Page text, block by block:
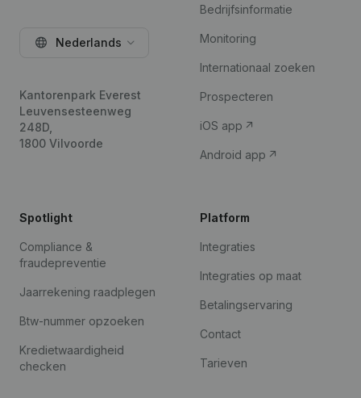
Nederlands
Kantorenpark Everest
Leuvensesteenweg
248D,
1800 Vilvoorde
Bedrijfsinformatie
Monitoring
Internationaal zoeken
Prospecteren
iOS app
Android app
Spotlight
Compliance &
fraudepreventie
Jaarrekening raadplegen
Btw-nummer opzoeken
Kredietwaardigheid
checken
Platform
Integraties
Integraties op maat
Betalingservaring
Contact
Tarieven